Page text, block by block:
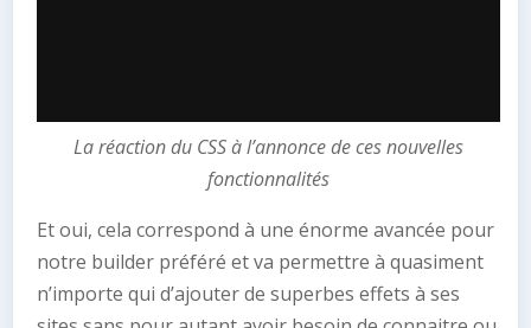
La réaction du CSS à l’annonce de ces nouvelles
fonctionnalités
Et oui, cela correspond à une énorme avancée pour
notre builder préféré et va permettre à quasiment
n’importe qui d’ajouter de superbes effets à ses